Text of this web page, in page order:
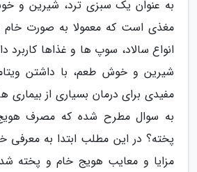
به عنوان یک سبزی ترد، شیرین و
مغذی است که معمولا به صورت خام
انواع سالاد، سوپ ها و غذاها کاربرد
شیرین و خوش طعم، با داشتن
مفیدی برای درمان بسیاری از
به سوال مطرح شده که مصرف
پخته؟ در این مطلب ابتدا به
مزایا و معایب هویج خام و پخته